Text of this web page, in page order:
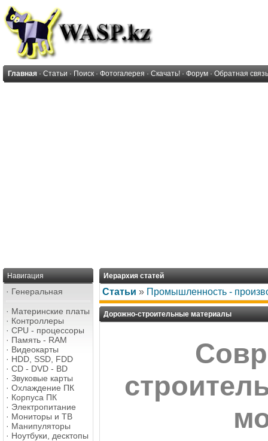
Главная · Статьи · Поиск · Фотогалерея · Скачать! · Форум · Обратная связь
Навигация
· Генеральная
· Материнские платы
· Контроллеры
· CPU - процессоры
· Память - RAM
· Видеокарты
· HDD, SSD, FDD
· CD - DVD - BD
· Звуковые карты
· Охлаждение ПК
· Корпуса ПК
· Электропитание
· Мониторы и ТВ
· Манипуляторы
· Ноутбуки, десктопы
Иерархия статей
Статьи » Промышленность -
Дорожно-строительные материалы